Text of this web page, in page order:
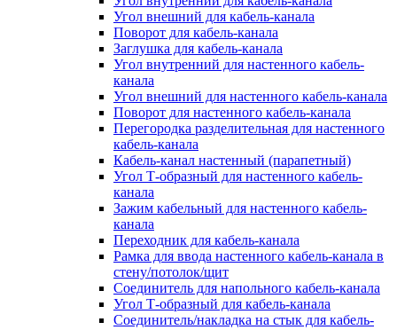
Угол внешний для кабель-канала
Поворот для кабель-канала
Заглушка для кабель-канала
Угол внутренний для настенного кабель-
канала
Угол внешний для настенного кабель-канала
Поворот для настенного кабель-канала
Перегородка разделительная для настенного
кабель-канала
Кабель-канал настенный (парапетный)
Угол Т-образный для настенного кабель-
канала
Зажим кабельный для настенного кабель-
канала
Переходник для кабель-канала
Рамка для ввода настенного кабель-канала в
стену/потолок/щит
Соединитель для напольного кабель-канала
Угол Т-образный для кабель-канала
Соединитель/накладка на стык для кабель-